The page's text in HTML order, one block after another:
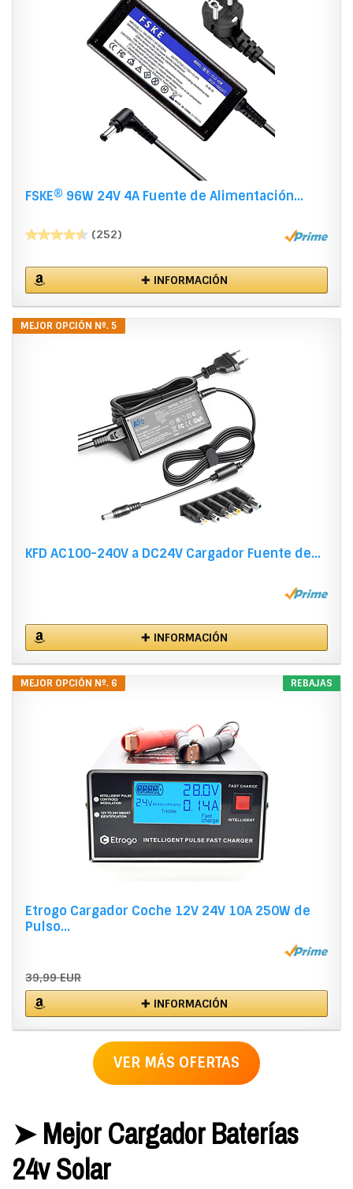
FSKE® 96W 24V 4A Fuente de Alimentación...
(252)
✚ INFORMACIÓN
MEJOR OPCIÓN Nº. 5
KFD AC100-240V a DC24V Cargador Fuente de...
✚ INFORMACIÓN
REBAJAS
MEJOR OPCIÓN Nº. 6
Etrogo Cargador Coche 12V 24V 10A 250W de
Pulso...
39,99 EUR
✚ INFORMACIÓN
VER MÁS OFERTAS
➤ Mejor Cargador Baterías
24v Solar